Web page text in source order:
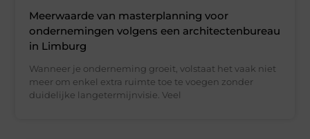
Meerwaarde van masterplanning voor
ondernemingen volgens een architectenbureau
in Limburg
Wanneer je onderneming groeit, volstaat het vaak niet
meer om enkel extra ruimte toe te voegen zonder
duidelijke langetermijnvisie. Veel